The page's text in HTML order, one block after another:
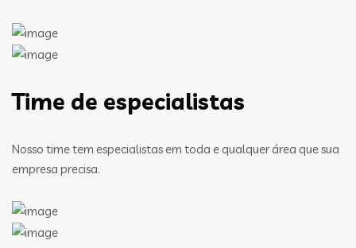
Time de especialistas
Nosso time tem especialistas em toda e qualquer área que sua
empresa precisa.